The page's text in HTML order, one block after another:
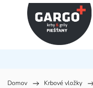
Domov / Krbové vložky /